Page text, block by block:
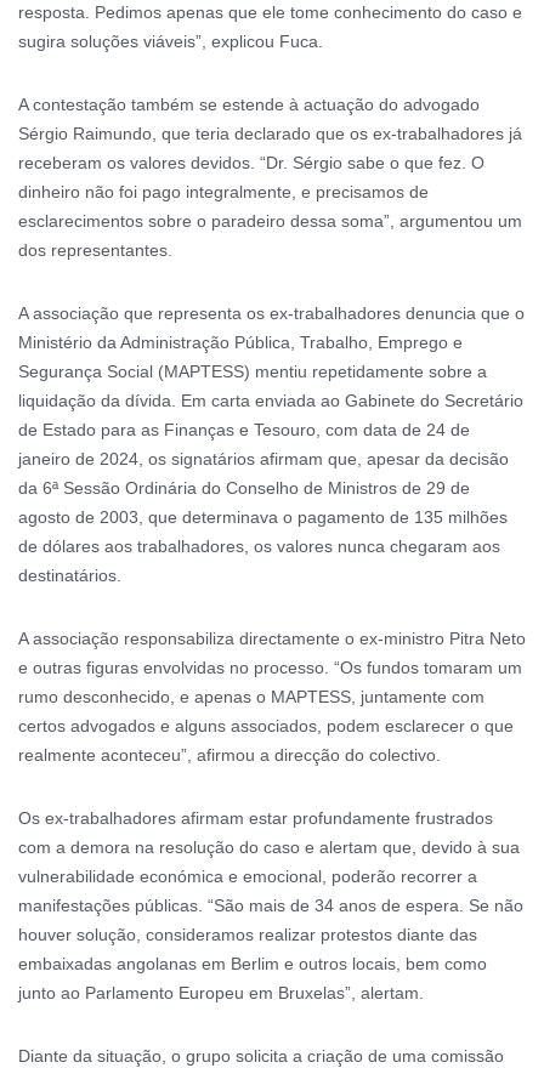
resposta. Pedimos apenas que ele tome conhecimento do caso e
sugira soluções viáveis”, explicou Fuca.
A contestação também se estende à actuação do advogado
Sérgio Raimundo, que teria declarado que os ex-trabalhadores já
receberam os valores devidos. “Dr. Sérgio sabe o que fez. O
dinheiro não foi pago integralmente, e precisamos de
esclarecimentos sobre o paradeiro dessa soma”, argumentou um
dos representantes.
A associação que representa os ex-trabalhadores denuncia que o
Ministério da Administração Pública, Trabalho, Emprego e
Segurança Social (MAPTESS) mentiu repetidamente sobre a
liquidação da dívida. Em carta enviada ao Gabinete do Secretário
de Estado para as Finanças e Tesouro, com data de 24 de
janeiro de 2024, os signatários afirmam que, apesar da decisão
da 6ª Sessão Ordinária do Conselho de Ministros de 29 de
agosto de 2003, que determinava o pagamento de 135 milhões
de dólares aos trabalhadores, os valores nunca chegaram aos
destinatários.
A associação responsabiliza directamente o ex-ministro Pitra Neto
e outras figuras envolvidas no processo. “Os fundos tomaram um
rumo desconhecido, e apenas o MAPTESS, juntamente com
certos advogados e alguns associados, podem esclarecer o que
realmente aconteceu”, afirmou a direcção do colectivo.
Os ex-trabalhadores afirmam estar profundamente frustrados
com a demora na resolução do caso e alertam que, devido à sua
vulnerabilidade económica e emocional, poderão recorrer a
manifestações públicas. “São mais de 34 anos de espera. Se não
houver solução, consideramos realizar protestos diante das
embaixadas angolanas em Berlim e outros locais, bem como
junto ao Parlamento Europeu em Bruxelas”, alertam.
Diante da situação, o grupo solicita a criação de uma comissão